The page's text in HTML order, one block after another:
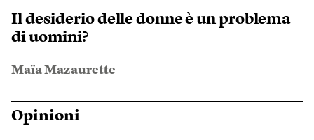
Il desiderio delle donne è un problema
di uomini?
Maïa Mazaurette
Opinioni